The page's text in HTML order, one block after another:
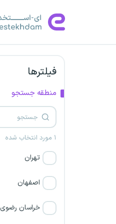
فیلترها
منطقه جستجو
۱ مورد انتخاب شده
تهران
اصفهان
خراسان رضوی